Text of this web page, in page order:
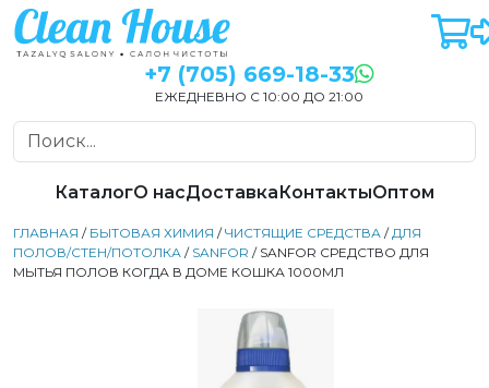
+7 (705) 669-18-33
ЕЖЕДНЕВНО С 10:00 ДО 21:00
КаталогО насДоставкаКонтактыОптом
ГЛАВНАЯ / БЫТОВАЯ ХИМИЯ /ЧИСТЯЩИЕ СРЕДСТВА /ДЛЯ
ПОЛОВ/СТЕН/ПОТОЛКА / SANFOR / SANFOR СРЕДСТВО ДЛЯ
МЫТЬЯ ПОЛОВ КОГДА В ДОМЕ КОШКА 1000МЛ